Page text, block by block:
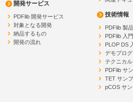
開発サービス
PDFlib 開発サービス
対象となる開発
納品するもの
開発の流れ
技術情報
PDFlib 製
PDFlib 入門
PLOP DS
デモプロ
テクニカ
PDFlib サ
TET サン
pCOS サ